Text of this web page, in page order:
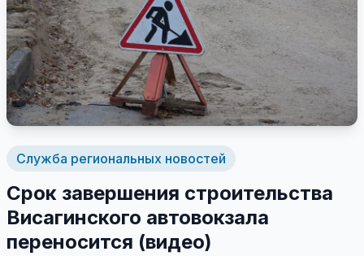
Служба региональных новостей
Срок завершения строительства
Висагинского автовокзала
переносится (видео)